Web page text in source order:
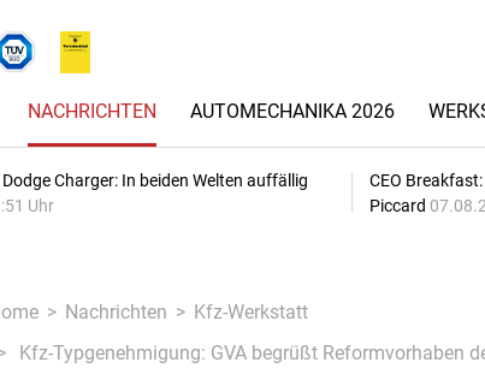
NACHRICHTEN AUTOMECHANIKA 2026
Charger: In beiden Welten auffällig
Uhr
CEO
Piccard
Nachrichten
Kfz-Werkstatt
Kfz-Typgenehmigung: GVA begrüßt Reformvorhaben